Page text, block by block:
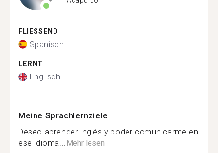
FLIESSEND
Spanisch
LERNT
Englisch
Meine Sprachlernziele
Deseo aprender inglés y poder comunicarme en
ese idioma...Mehr lesen